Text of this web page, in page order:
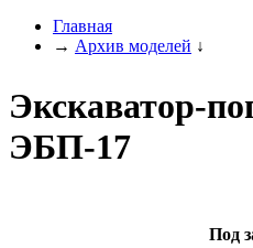
Главная
→ Архив моделей ↓
Экскаватор-
ЭБП-17
Под